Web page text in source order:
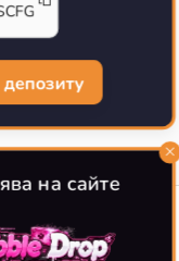
на Jumpthrow
игроков CS2
на сайте